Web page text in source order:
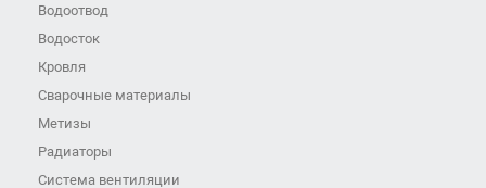
Водоотвод
Водосток
Кровля
Сварочные материалы
Метизы
Радиаторы
Система вентиляции